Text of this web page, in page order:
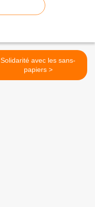
Solidarité avec les sans-
papiers >